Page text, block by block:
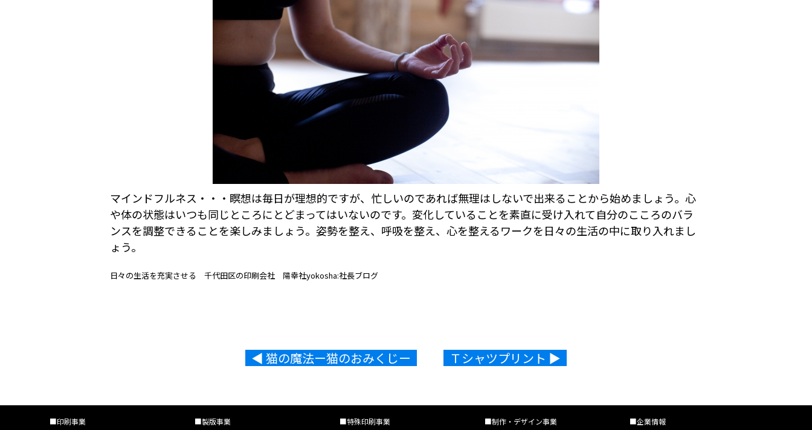
マインドフルネス・・・瞑想は毎日が理想的ですが、忙しいのであれば無理はしないで出来ることから始めましょう。心
や体の状態はいつも同じところにとどまってはいないのです。変化していることを素直に受け入れて自分のこころのバラ
ンスを調整できることを楽しみましょう。姿勢を整え、呼吸を整え、心を整えるワークを日々の生活の中に取り入れまし
ょう。
日々の生活を充実させる 千代田区の印刷会社 陽幸社yokosha:社長ブログ
◀︎ 猫の魔法ー猫のおみくじー Ｔシャツプリント ▶︎
■印刷事業
■製版事業
■特殊印刷事業
■制作・デザイン事業
■企業情報